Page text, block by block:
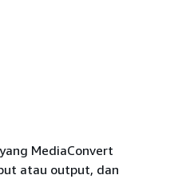
MediaConvert
atau output, dan